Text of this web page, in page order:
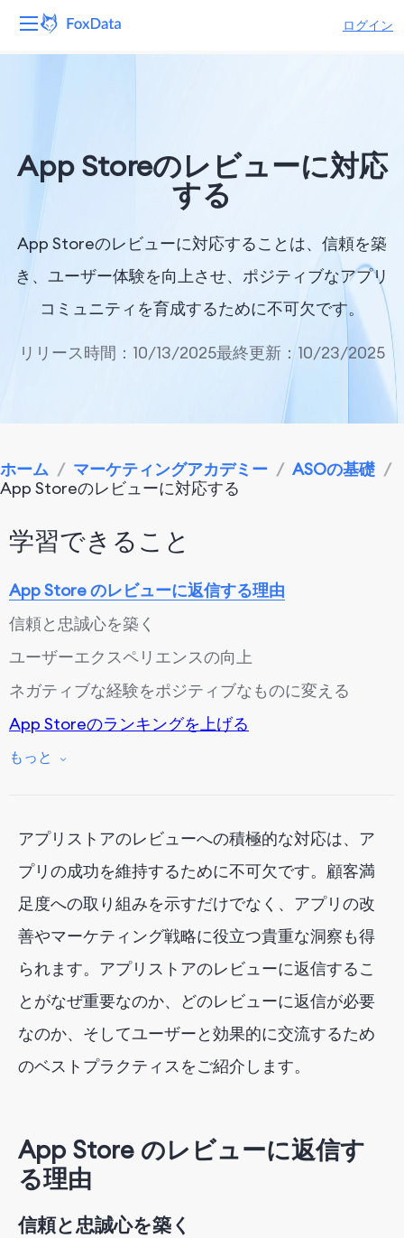
ログイン
ソリューション
会社
App Storeのレビューに対応
する
App Storeのレビューに対応することは、信頼を築
き、ユーザー体験を向上させ、ポジティブなアプリ
コミュニティを育成するために不可欠です。
リリース時間：10/13/2025最終更新：10/23/2025
ホーム / マーケティングアカデミー / ASOの基礎 /
App Storeのレビューに対応する
学習できること
App Store のレビューに返信する理由
信頼と忠誠心を築く
ユーザーエクスペリエンスの向上
ネガティブな経験をポジティブなものに変える
App Storeのランキングを上げる
ユーザー獲得と維持を促進
技術的な問題
賞賛と感謝
App Storeのレビューに返信するためのベストプラク
ティス
結論
もっと
アプリストアのレビューへの積極的な対応は、ア
プリの成功を維持するために不可欠です。顧客満
足度への取り組みを示すだけでなく、アプリの改
善やマーケティング戦略に役立つ貴重な洞察も得
られます。アプリストアのレビューに返信するこ
とがなぜ重要なのか、どのレビューに返信が必要
なのか、そしてユーザーと効果的に交流するため
のベストプラクティスをご紹介します。
App Store のレビューに返信す
る理由
信頼と忠誠心を築く